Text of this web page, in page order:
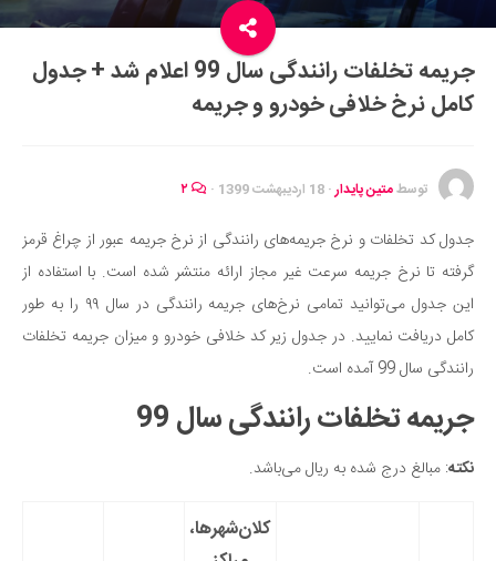
سفر و گردشگری
ایران گردی
جهان گردی
موفقیت و مهارت‌های فردی
تغذیه سالم
بهداشت
بیماری و درمان
کودک و مادر
ورزش و تندرستی
مراکز پزشکی و دارویی
جریمه تخلفات رانندگی سال 99 اعلام شد + جدول
کامل نرخ خلافی خودرو و جریمه
توسطمتین پایدار· 18 اردیبهشت 1399 ·
جدول کد تخلفات و نرخ جریمه‌‌های رانندگی از نرخ جریمه عبور از چراغ قرمز
گرفته تا نرخ جریمه سرعت غیر مجاز ارائه منتشر شده است. با استفاده از
این جدول می‌توانید تمامی نرخ‌های جریمه رانندگی در سال ۹۹ را به طور
کامل دریافت نمایید. در جدول زیر کد خلافی خودرو و میزان جریمه تخلفات
رانندگی سال 99 آمده است.
جریمه تخلفات رانندگی سال 99
نکته: مبالغ درج شده به ریال می‌باشد.
کلان‌شهرها،